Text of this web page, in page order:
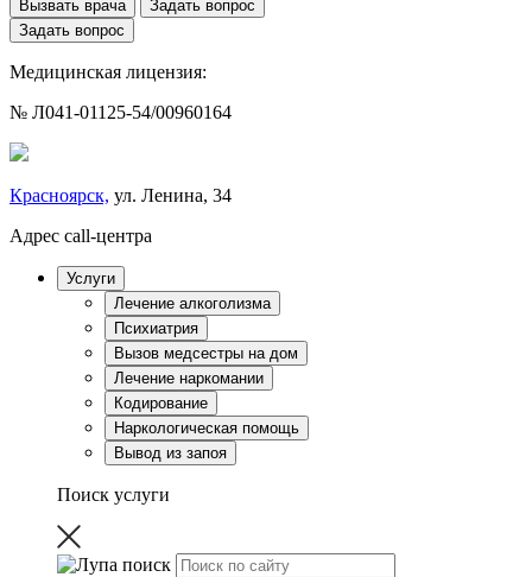
Вызвать врача
Задать вопрос
Задать вопрос
Медицинская лицензия:
№ Л041-01125-54/00960164
Красноярск, ул. Ленина, 34
Адрес call-центра
Услуги
Лечение алкоголизма
Психиатрия
Вызов медсестры на дом
Лечение наркомании
Кодирование
Наркологическая помощь
Вывод из запоя
Поиск услуги